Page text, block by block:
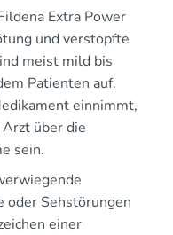
Extra Power
und verstopfte
meist mild bis
Patienten auf.
einnimmt,
über die
sein.
oder Sehstörungen
einer